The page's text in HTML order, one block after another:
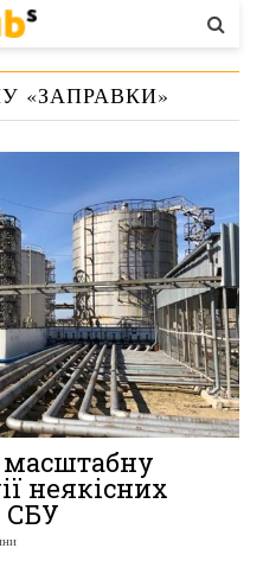
«ЗАПРАВКИ»
масштабну
неякісних
СБУ